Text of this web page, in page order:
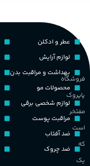
فروشگاه
پاپروک
مفتخر
است
که
یک
عطر و ادکلن
لوازم آرایش
بهداشت و مراقبت بدن
محصولات مو
لوازم شخصی برقی
مراقبت پوست
ضد آفتاب
ضد چروک